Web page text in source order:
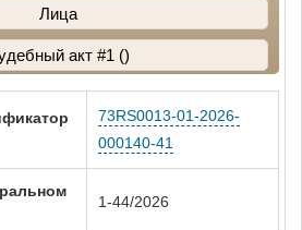
Лица
акт #1 ()
73RS0013-01-2026-
000140-41
1-44/2026